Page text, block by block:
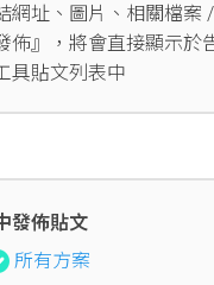
網址、圖片、相關檔案 /
佈』，將會直接顯示於
具貼文列表中
發佈貼文
所有方案